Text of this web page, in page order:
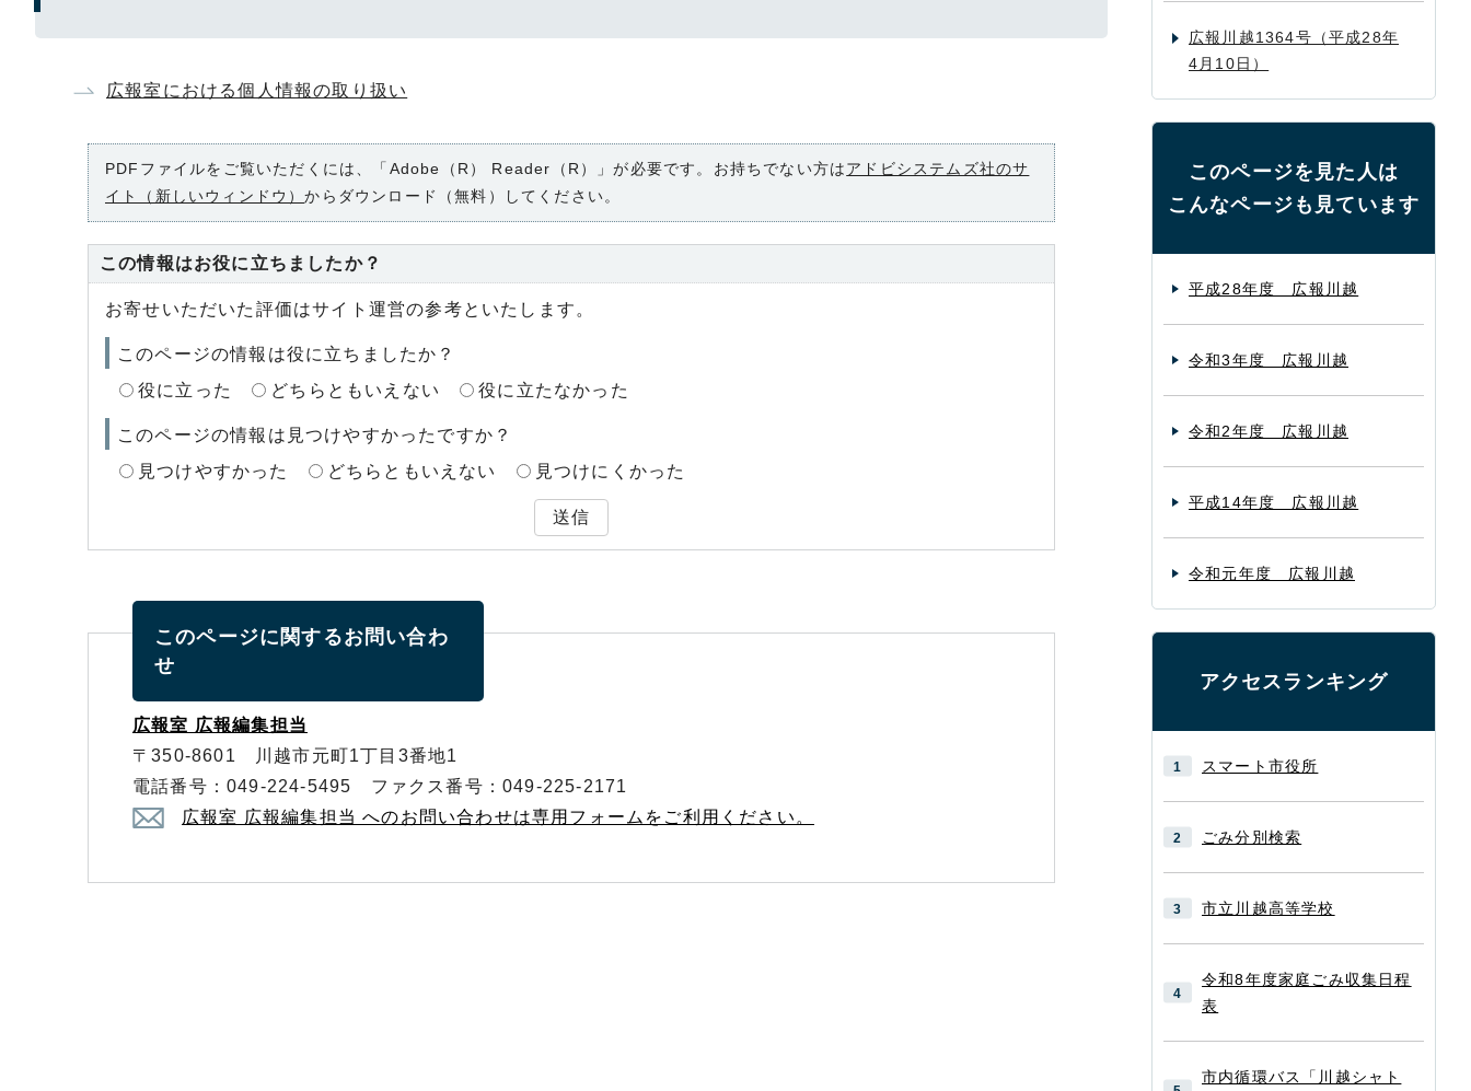
広報室における個人情報の取り扱い
PDFファイルをご覧いただくには、「Adobe（R） Reader（R）」が必要です。お持ちでない方はアドビシステムズ社のサ
イト（新しいウィンドウ）からダウンロード（無料）してください。
この情報はお役に立ちましたか？
お寄せいただいた評価はサイト運営の参考といたします。
このページの情報は役に立ちましたか？
役に立った
どちらともいえない 役に立たなかった
このページの情報は見つけやすかったですか？
見つけやすかった
どちらともいえない 見つけにくかった
送信
このページに関するお問い合わ
せ
広報室 広報編集担当
〒350-8601 川越市元町1丁目3番地1
電話番号：049-224-5495 ファクス番号：049-225-2171
広報室 広報編集担当 へのお問い合わせは専用フォームをご利用ください。
広報川越1364号（平成28年
4月10日）
このページを見た人は
こんなページも見ています
平成28年度 広報川越
令和3年度 広報川越
令和2年度 広報川越
平成14年度 広報川越
令和元年度 広報川越
アクセスランキング
スマート市役所
ごみ分別検索
市立川越高等学校
令和8年度家庭ごみ収集日程
表
市内循環バス「川越シャト